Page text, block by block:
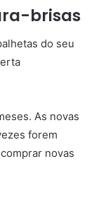
brisas
do seu
As novas
forem
novas